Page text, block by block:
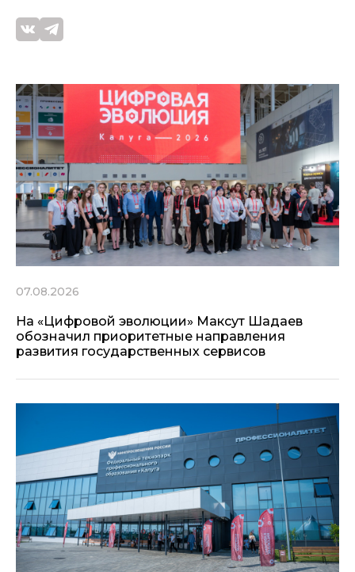
07.08.2026
На «Цифровой эволюции» Максут Шадаев
обозначил приоритетные направления
развития государственных сервисов